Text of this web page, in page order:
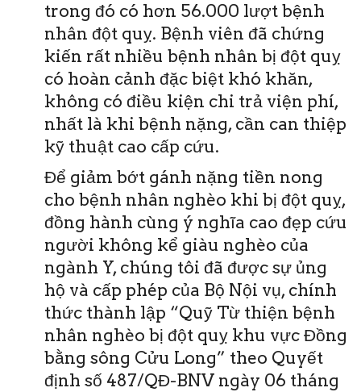
trong đó có hơn 56.000 lượt bệnh
nhân đột quỵ. Bệnh viên đã chứng
kiến rất nhiều bệnh nhân bị đột quỵ
có hoàn cảnh đặc biệt khó khăn,
không có điều kiện chi trả viện phí,
nhất là khi bệnh nặng, cần can thiệp
kỹ thuật cao cấp cứu.
Để giảm bớt gánh nặng tiền nong
cho bệnh nhân nghèo khi bị đột quỵ,
đồng hành cùng ý nghĩa cao đẹp cứu
người không kể giàu nghèo của
ngành Y, chúng tôi đã được sự ủng
hộ và cấp phép của Bộ Nội vụ, chính
thức thành lập “Quỹ Từ thiện bệnh
nhân nghèo bị đột quỵ khu vực Đồng
bằng sông Cửu Long” theo Quyết
định số 487/QĐ-BNV ngày 06 tháng